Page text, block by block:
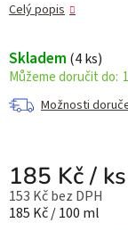
Celý popis
Skladem (4 ks)
Možnosti
185 Kč/ ks
153 Kč bez DPH
Měrná cena:
185 Kč / 100 ml